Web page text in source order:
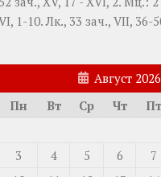
1-10.Лк., 33 зач., VII, 36-
Август 2026
Пн
Вт Ср Чт Пт
3
4 5 6 7